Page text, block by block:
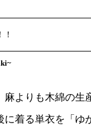
よりも木綿の生
に着る単衣を「